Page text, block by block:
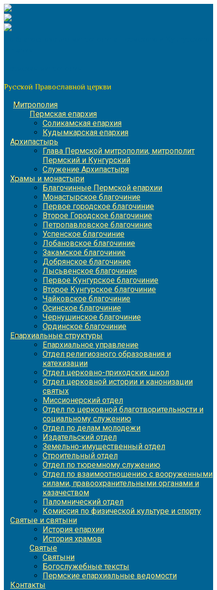
Перейти
к
содержимому
Русской Православной церкви
Митрополия
Пермская епархия
Соликамская епархия
Кудымкарская епархия
Архипастырь
Глава Пермской митрополии, митрополит
Пермский и Кунгурский
Служение Архипастыря
Храмы и монастыри
Благочинные Пермской епархии
Монастырское благочиние
Первое городское благочиние
Второе Городское благочиние
Петропавловское благочиние
Успенское благочиние
Лобановское благочиние
Закамское благочиние
Добрянское благочиние
Лысьвенское благочиние
Первое Кунгурское благочиние
Второе Кунгурское благочиние
Чайковское благочиние
Осинское благочиние
Чернушинское благочиние
Ординское благочиние
Епархиальные структуры
Епархиальное управление
Отдел религиозного образования и
катехизации
Отдел церковно-приходских школ
Отдел церковной истории и канонизации
святых
Миссионерский отдел
Отдел по церковной благотворительности и
социальному служению
Отдел по делам молодежи
Издательский отдел
Земельно-имущественный отдел
Строительный отдел
Отдел по тюремному служению
Отдел по взаимоотношению с вооруженными
силами, правоохранительными органами и
казачеством
Паломнический отдел
Комиссия по физической культуре и спорту
Святые и святыни
История епархии
История храмов
Святые
Святыни
Богослужебные тексты
Пермские епархиальные ведомости
Контакты